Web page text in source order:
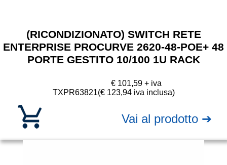
(RICONDIZIONATO) SWITCH RETE
ENTERPRISE PROCURVE 2620-48-POE+ 48
PORTE GESTITO 10/100 1U RACK
TXPR63821
€ 101,59 + iva
(€ 123,94 iva inclusa)
Vai al prodotto ➔